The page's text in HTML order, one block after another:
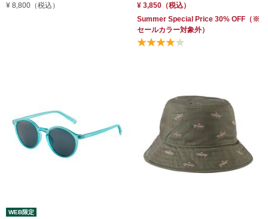
¥ 8,800 （税込）
¥ 3,850（税込）
Summer Special Price 30% OFF（※
セールカラー対象外）
WEB限定